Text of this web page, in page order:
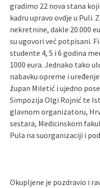
gradimo 22 nova stana
kadru upravo ovdje u Puli.
nekretnine, dakle 20.000
su ugovori već potpisani.
studente 4, 5 i 6 godina
1000 eura. Jednako tako
nabavku opreme i
župan Miletić i ujedno
Simpozija Olgi Rojnić te
glavnom organizatoru,
sestara, Medicinskom
Pula na suorganizaciji i
Okupljene je pozdravio i